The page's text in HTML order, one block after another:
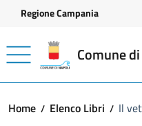
Vai ai contenuti
Vai al footer
Regione Campania
Comune
Home Elenco Libri Il